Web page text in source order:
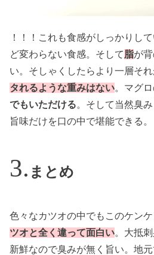
！！！これも食感がしっかりし
ど変わらない食感。そして脂が
い。そしゃくしたらより一層そ
タれるような重みはない。マグ
でもいただける。そして当然臭
旨味だけを口の中で堪能できる。
まとめ
色々なカツオの中でもこのケン
ツオと全く違って面白い。大抵
新鮮なので臭みが無く旨い。地